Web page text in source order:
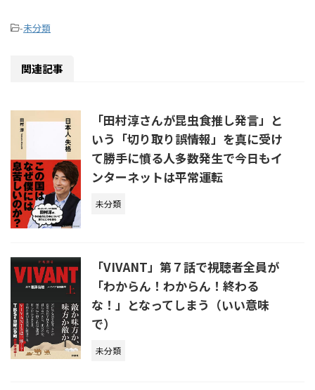
-未分類
関連記事
「田村淳さんが昆虫食推し発言」と
いう「切り取り誤情報」を真に受け
て勝手に憤る人多数発生で今日もイ
ンターネットは平常運転
未分類
「VIVANT」第７話で視聴者全員が
「わからん！わからん！終わる
な！」となってしまう（いい意味
で）
未分類